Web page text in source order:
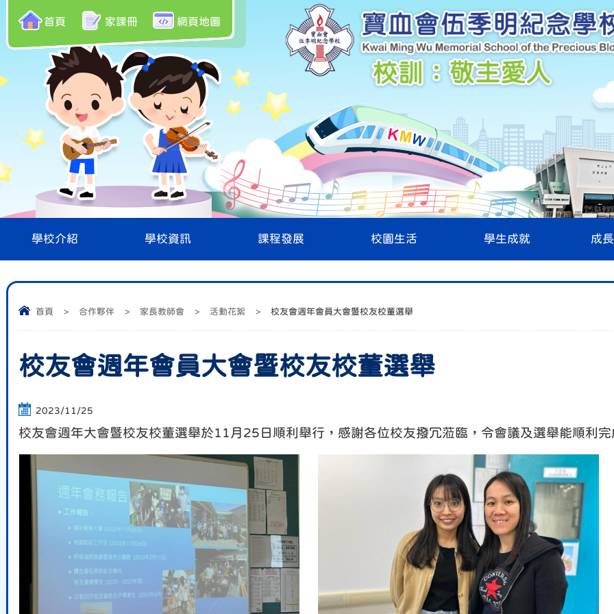
首頁 家課冊 網頁地圖
學校介紹 學校資訊 課程發展 校園生活 學生成就 成
首頁 > 合作夥伴 > 家長教師會 > 活動花絮 > 校友會週年會員大會暨校友校董選舉
校友會週年會員大會暨校友校董選舉
2023/11/25
校友會週年大會暨校友校董選舉於11月25日順利舉行，感謝各位校友撥冗蒞臨，令會議及選舉能順利完